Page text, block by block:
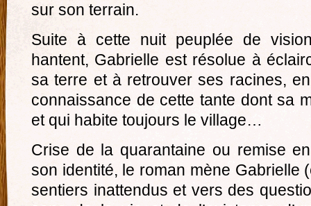
sur son terrain.
Suite à cette nuit peuplée de
hantent, Gabrielle est résolue à
sa terre et à retrouver ses racines,
connaissance de cette tante dont sa
et qui habite toujours le village…
Crise de la quarantaine ou remise
son identité, le roman mène Gabrielle
sentiers inattendus et vers des